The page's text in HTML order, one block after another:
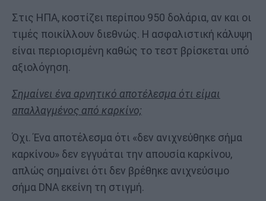
Στις ΗΠΑ, κοστίζει περίπου 950 δολάρια, αν και οι
τιμές ποικίλλουν διεθνώς. Η ασφαλιστική κάλυψη
είναι περιορισμένη καθώς το τεστ βρίσκεται υπό
αξιολόγηση.
Σημαίνει ένα αρνητικό αποτέλεσμα ότι είμαι
απαλλαγμένος από καρκίνο;
Όχι. Ένα αποτέλεσμα ότι «δεν ανιχνεύθηκε σήμα
καρκίνου» δεν εγγυάται την απουσία καρκίνου,
απλώς σημαίνει ότι δεν βρέθηκε ανιχνεύσιμο
σήμα DNA εκείνη τη στιγμή.